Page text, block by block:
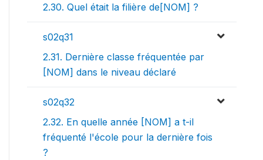
2.30. Quel était la filière de[NOM] ?
s02q31
2.31. Dernière classe fréquentée par
[NOM] dans le niveau déclaré
s02q32
2.32. En quelle année [NOM] a t-il
fréquenté l'école pour la dernière fois
?